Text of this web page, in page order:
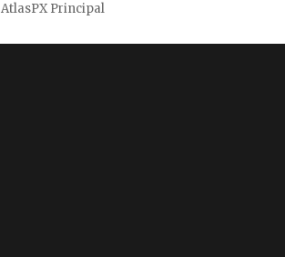
AtlasPX Principal